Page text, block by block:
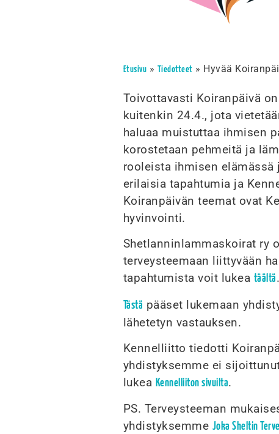
Etusivu » Tiedotteet » Hyvää
Toivottavasti Koiranpäivä
kuitenkin 24.4., jota
haluaa muistuttaa ihmisen
korostetaan pehmeitä ja
rooleista ihmisen elämässä
erilaisia tapahtumia ja
Koiranpäivän teemat ovat
hyvinvointi.
Shetlanninlammaskoirat ry
terveysteemaan liittyvään
tapahtumista voit lukea täältä.
Tästä pääset lukemaan
lähetetyn vastauksen.
Kennelliitto tiedotti
yhdistyksemme ei
lukea Kennelliiton sivuilta.
PS. Terveysteeman
yhdistyksemme Joka Sheltin